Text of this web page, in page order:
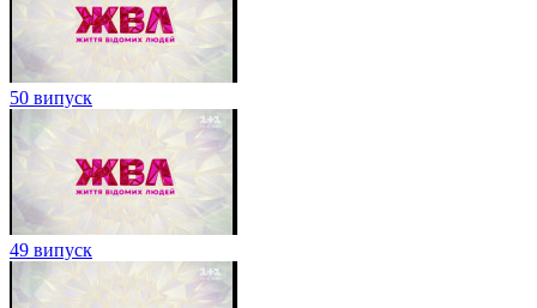
50 випуск
49 випуск